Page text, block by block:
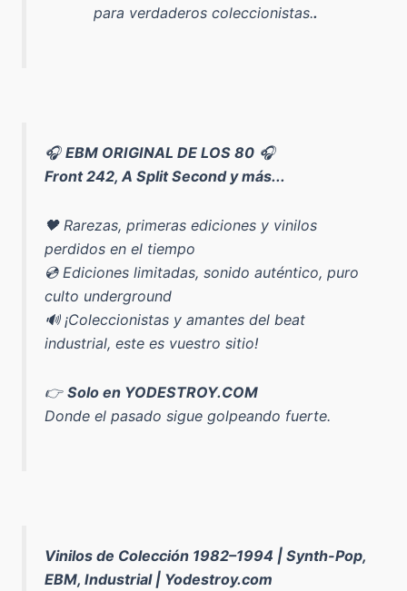
para verdaderos coleccionistas..
🎧EBM ORIGINAL DE LOS 80 🎧
Front 242, A Split Second y más...
🖤 Rarezas, primeras ediciones y vinilos
perdidos en el tiempo
💿 Ediciones limitadas, sonido auténtico, puro
culto underground
🔊 ¡Coleccionistas y amantes del beat
industrial, este es vuestro sitio!
👉Solo en YODESTROY.COM
Donde el pasado sigue golpeando fuerte.
Vinilos de Colección 1982–1994 | Synth-Pop,
EBM, Industrial | Yodestroy.com